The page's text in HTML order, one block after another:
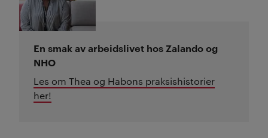
En smak av arbeidslivet hos Zalando og
NHO
Les om Thea og Habons praksishistorier
her!